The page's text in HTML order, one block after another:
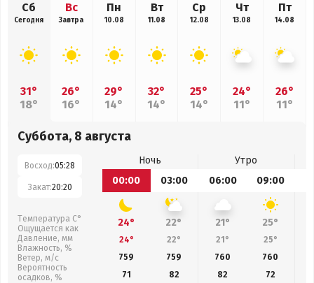
Сб
Сегодня
31°
18°
Вс
Завтра
26°
16°
Пн
10.08
29°
14°
Вт
11.08
32°
14°
Ср
12.08
25°
14°
Чт
13.08
24°
11°
Пт
14.08
26°
11°
Суббота, 8 августа
Восход:05:28
Закат:20:20
Температура С°
Ощущается как
Давление, мм
Влажность, %
Ветер, м/с
Вероятность
осадков, %
Ночь
Утро
00:00
03:00 06:00 09:00
24° 22° 21° 25°
24° 22° 21° 25°
759
759 760 760
71
82 82 72